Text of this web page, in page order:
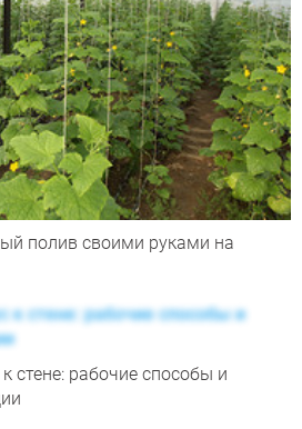
полив своими руками на
стене: рабочие способы и